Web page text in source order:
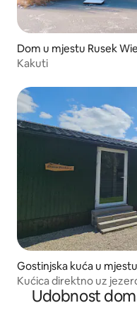
Dom u mjestu Rusek
Kakuti
Gostinjska kuća u
Kućica direktno uz
Udobnost